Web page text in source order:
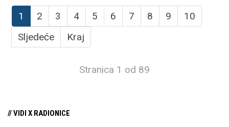
1 2 3 4 5 6 7 8 9
10
Sljedeće
Kraj
Stranica 1 od 89
// VIDI X RADIONICE